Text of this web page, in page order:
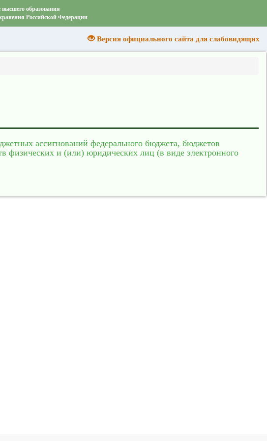
высшего образования
Российской Федерации
Версия официального сайта для слабовидящих
ассигнований федерального бюджета, бюджетов
физических и (или) юридических лиц (в виде электронного